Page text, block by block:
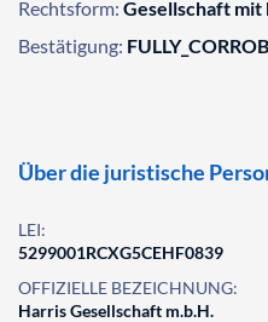
Rechtsform: Gesellschaft mit
Bestätigung:
Über die juristische
LEI:
5299001RCXG5CEHF0839
OFFIZIELLE BEZEICHNUNG:
Harris Gesellschaft m.b.H.